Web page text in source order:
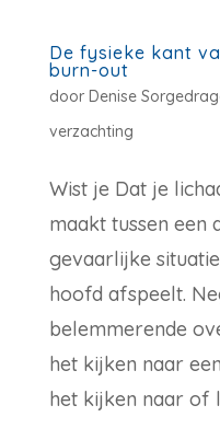
De fysieke kant
burn-out
door Denise
verzachting
Wist je Dat je
maakt tussen een
gevaarlijke
hoofd afspeelt.
belemmerende
het kijken naar
het kijken naar of